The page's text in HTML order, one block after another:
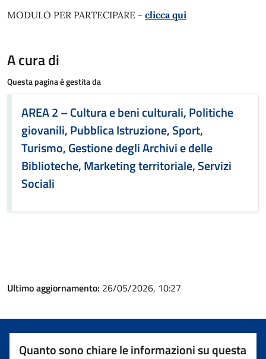
MODULO PER PARTECIPARE - clicca qui
A cura di
Questa pagina è gestita da
AREA 2 – Cultura e beni culturali, Politiche
giovanili, Pubblica Istruzione, Sport,
Turismo, Gestione degli Archivi e delle
Biblioteche, Marketing territoriale, Servizi
Sociali
Ultimo aggiornamento: 26/05/2026, 10:27
Quanto sono chiare le informazioni su questa